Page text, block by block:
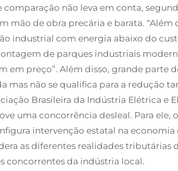
comparação não leva em conta,
mão de obra precária e barata.
industrial com energia abaixo do
de parques industriais
em preço”. Além disso, grande parte
mas não se qualifica para a redução
Brasileira da Indústria Elétrica
uma concorrência desleal. Para
intervenção estatal na
as diferentes realidades
concorrentes da indústria local.